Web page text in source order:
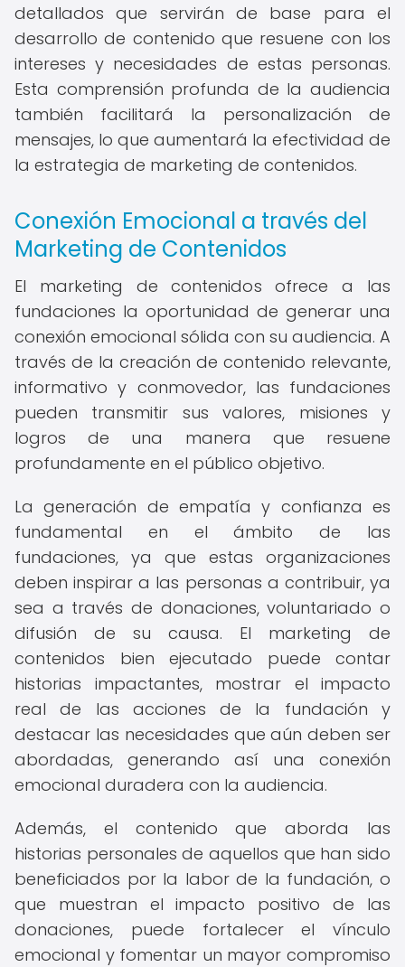
detallados que servirán de base para el
desarrollo de contenido que resuene con los
intereses y necesidades de estas personas.
Esta comprensión profunda de la audiencia
también facilitará la personalización de
mensajes, lo que aumentará la efectividad de
la estrategia de marketing de contenidos.
Conexión Emocional a través del
Marketing de Contenidos
El marketing de contenidos ofrece a las
fundaciones la oportunidad de generar una
conexión emocional sólida con su audiencia. A
través de la creación de contenido relevante,
informativo y conmovedor, las fundaciones
pueden transmitir sus valores, misiones y
logros de una manera que resuene
profundamente en el público objetivo.
La generación de empatía y confianza es
fundamental en el ámbito de las
fundaciones, ya que estas organizaciones
deben inspirar a las personas a contribuir, ya
sea a través de donaciones, voluntariado o
difusión de su causa. El marketing de
contenidos bien ejecutado puede contar
historias impactantes, mostrar el impacto
real de las acciones de la fundación y
destacar las necesidades que aún deben ser
abordadas, generando así una conexión
emocional duradera con la audiencia.
Además, el contenido que aborda las
historias personales de aquellos que han sido
beneficiados por la labor de la fundación, o
que muestran el impacto positivo de las
donaciones, puede fortalecer el vínculo
emocional y fomentar un mayor compromiso